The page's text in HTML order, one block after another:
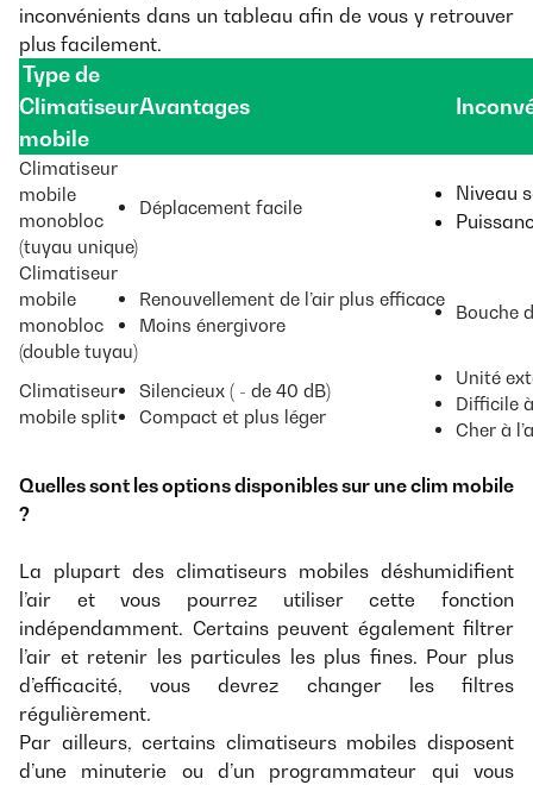
inconvénients dans un tableau afin de vous y retrouver
plus facilement.
Type de
Climatiseur
mobile
Avantages
Climatiseur
mobile
monobloc
(tuyau unique)
Déplacement facile
Niveau
Climatiseur
mobile
monobloc
(double tuyau)
Renouvellement de l’air plus efficace
Moins énergivore
Bouche
Climatiseur
mobile split
Silencieux ( - de 40 dB)
Compact et plus léger
Unité
Difficile
Cher à
Quelles sont les options disponibles sur une clim mobile
?
La plupart des climatiseurs mobiles déshumidifient
l’air et vous pourrez utiliser cette fonction
indépendamment. Certains peuvent également filtrer
l’air et retenir les particules les plus fines. Pour plus
d’efficacité, vous devrez changer les filtres
régulièrement.
Par ailleurs, certains climatiseurs mobiles disposent
d’une minuterie ou d’un programmateur qui vous